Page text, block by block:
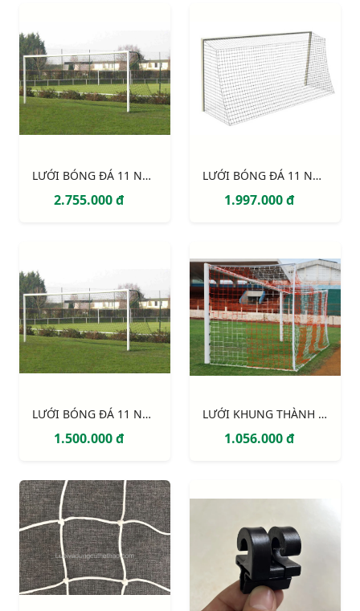
LƯỚI BÓNG ĐÁ 11 NGƯỜI S12920W
2.755.000 đ
LƯỚI BÓNG ĐÁ 11 NGƯỜI S12862W
1.997.000 đ
LƯỚI BÓNG ĐÁ 11 NGƯỜI S12860W
1.500.000 đ
LƯỚI KHUNG THÀNH 2 MÀU (trắng - đỏ)
1.056.000 đ